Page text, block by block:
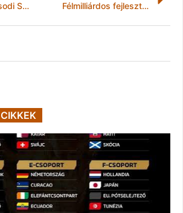
Átadták a Borsodi Sörgyár Kft. új töltő és csomagoló gyártósorát Félmilliárdos fejlesztés zajlik a Miskolci Egyetem Egészségügyi Karán